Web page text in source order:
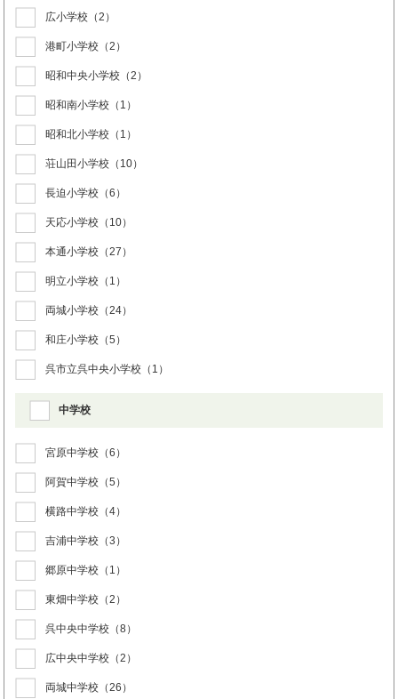
広小学校 （2）
港町小学校 （2）
昭和中央小学校 （2）
昭和南小学校 （1）
昭和北小学校 （1）
荘山田小学校 （10）
長迫小学校 （6）
天応小学校 （10）
本通小学校 （27）
明立小学校 （1）
両城小学校 （24）
和庄小学校 （5）
呉市立呉中央小学校 （1）
中学校
宮原中学校 （6）
阿賀中学校 （5）
横路中学校 （4）
吉浦中学校 （3）
郷原中学校 （1）
東畑中学校 （2）
呉中央中学校 （8）
広中央中学校 （2）
両城中学校 （26）